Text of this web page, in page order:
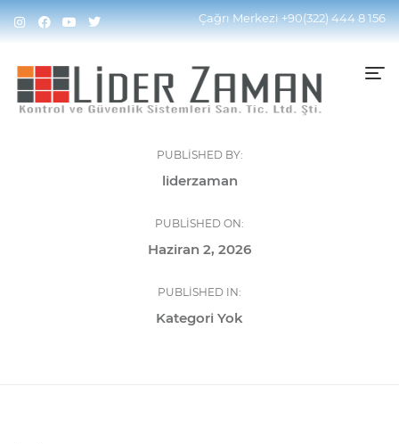
Çağrı Merkezi+90(322) 444 8 156
PUBLISHED BY:
liderzaman
PUBLISHED ON:
Haziran 2, 2026
PUBLISHED IN:
Kategori Yok